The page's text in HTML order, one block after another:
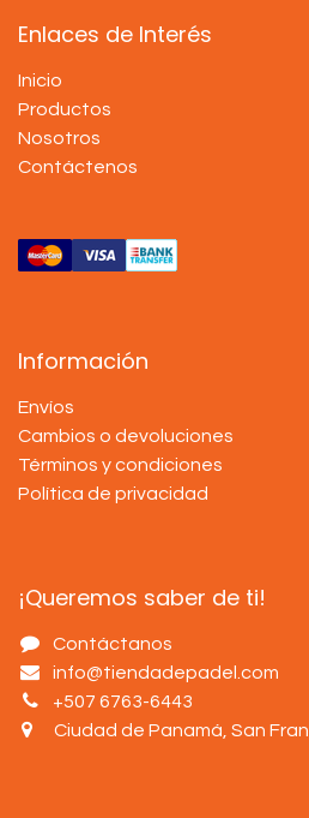
Enlaces de Interés
Inicio
Productos
Nosotros
Contáctenos
Información
Envíos
Cambios o devoluciones
Términos y condiciones
Política de privacidad
¡Queremos saber de ti!
Contáctanos
info@tiendadepadel.com
+507 6763-6443
Ciudad de Panamá, San